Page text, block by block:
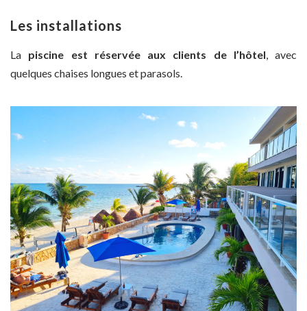
Les installations
La piscine est réservée aux clients de l’hôtel, avec
quelques chaises longues et parasols.